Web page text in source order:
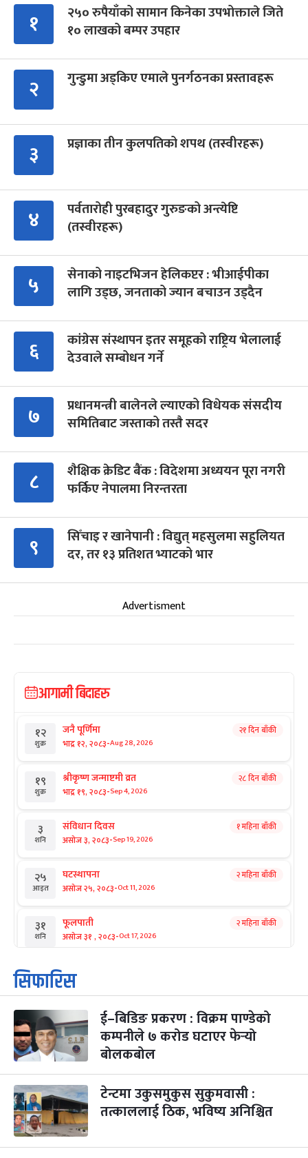
१
२५० रुपैयाँको सामान किनेका उपभोक्ताले जिते
१० लाखको बम्पर उपहार
२ गुन्डुमा अड्किए एमाले पुनर्गठनका प्रस्तावहरू
३ प्रज्ञाका तीन कुलपतिको शपथ (तस्वीरहरू)
४
पर्वतारोही पुरबहादुर गुरुङको अन्त्येष्टि
(तस्वीरहरू)
५
सेनाको नाइटभिजन हेलिकप्टर : भीआईपीका
लागि उड्छ, जनताको ज्यान बचाउन उड्दैन
६
कांग्रेस संस्थापन इतर समूहको राष्ट्रिय भेलालाई
देउवाले सम्बोधन गर्ने
७
प्रधानमन्त्री बालेनले ल्याएको विधेयक संसदीय
समितिबाट जस्ताको तस्तै सदर
८
शैक्षिक क्रेडिट बैंक : विदेशमा अध्ययन पूरा नगरी
फर्किए नेपालमा निरन्तरता
९
सिँचाइ र खानेपानी : विद्युत् महसुलमा सहुलियत
दर, तर १३ प्रतिशत भ्याटको भार
Advertisment
आगामी बिदाहरु
१२
शुक्र
जनै पूर्णिमा
भाद्र १२, २०८३-Aug 28, 2026
२१ दिन बाँकी
१९
शुक्र
श्रीकृष्ण जन्माष्टमी व्रत
भाद्र १९, २०८३-Sep 4, 2026
२८ दिन बाँकी
३
शनि
संविधान दिवस
असोज ३, २०८३-Sep 19, 2026
१ महिना बाँकी
२५
आइत
घटस्थापना
असोज २५, २०८३-Oct 11, 2026
२ महिना बाँकी
३१
शनि
फूलपाती
असोज ३१ , २०८३-Oct 17, 2026
२ महिना बाँकी
१
आइत
कार्तिक सङ्क्रान्ति
कार्तिक १, २०८३
३
मंगल
महानवमी
कार्तिक ३, २०८३-Oct 20, 2026
२ महिना बाँकी
४
५
बिहि
पापा‌ङ्कुशा एकादशी व्रत
कार्तिक ५, २०८३
२ महिना बाँकी
सिफारिस
ई–बिडिङ प्रकरण : विक्रम पाण्डेको
कम्पनीले ७ करोड घटाएर फेर्‍यो
बोलकबोल
टेन्टमा उकुसमुकुस सुकुमवासी :
तत्काललाई ठिक, भविष्य अनिश्चित